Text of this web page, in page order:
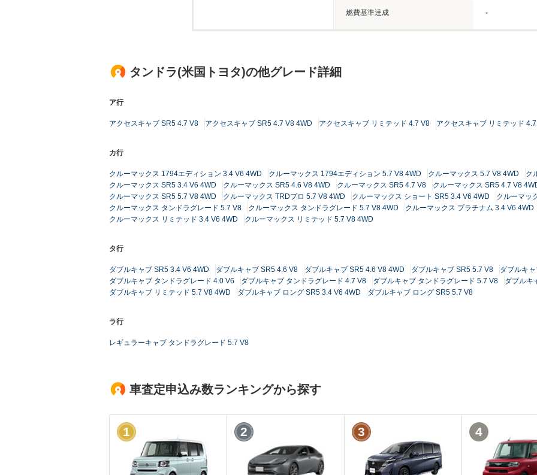
燃費基準達成 -
タンドラ(米国トヨタ)の他グレード詳細
ア行
アクセスキャブ SR5 4.7 V8 アクセスキャブ SR5 4.7 V8 4WD アクセスキャブ リミテッド 4.7 V8 アクセスキャブ リミテッド
カ行
クルーマックス 1794エディション 3.4 V6 4WD クルーマックス 1794エディション 5.7 V8 4WD クルーマックス 5.7 V8 4WD
ク
クルーマックス SR5 3.4 V6 4WD
クルーマックス SR5 4.6 V8 4WD クルーマックス SR5 4.7 V8 クルーマックス SR5 4.7 V8
クルーマックス SR5 5.7 V8 4WD
クルーマックス TRDプロ 5.7 V8 4WD クルーマックス ショート SR5 3.4 V6 4WD
クルーマッ
クルーマックス タンドラグレード 5.7 V8
クルーマックス タンドラグレード 5.7 V8 4WD クルーマックス プラチナム 3.4 V6 4WD
クルーマックス リミテッド 3.4 V6 4WD
クルーマックス リミテッド 5.7 V8 4WD
タ行
ダブルキャブ SR5 3.4 V6 4WD ダブルキャブ SR5 4.6 V8 ダブルキャブ SR5 4.6 V8 4WD ダブルキャブ SR5 5.7 V8
ダブルキ
ダブルキャブ タンドラグレード 4.0 V6
ダブルキャブ タンドラグレード 4.7 V8 ダブルキャブ タンドラグレード 5.7 V8
ダブルキ
ダブルキャブ リミテッド 5.7 V8 4WD
ダブルキャブ ロング SR5 3.4 V6 4WD ダブルキャブ ロング SR5 5.7 V8
ラ行
レギュラーキャブ タンドラグレード 5.7 V8
車査定申込み数ランキングから探す
1 2 3 4